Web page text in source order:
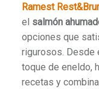
Ramest
el salmón
opciones que
rigurosos. Desde
toque de eneldo,
recetas y